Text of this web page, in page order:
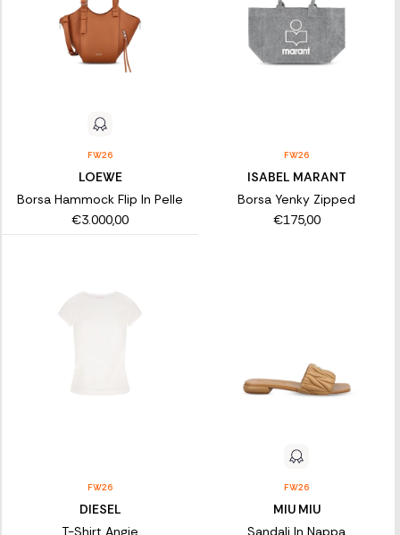
FW26
LOEWE
Borsa Hammock Flip In Pelle
€3.000,00
FW26
ISABEL MARANT
Borsa Yenky Zipped
€175,00
FW26
DIESEL
T-Shirt Angie
FW26
MIU MIU
Sandali In Nappa